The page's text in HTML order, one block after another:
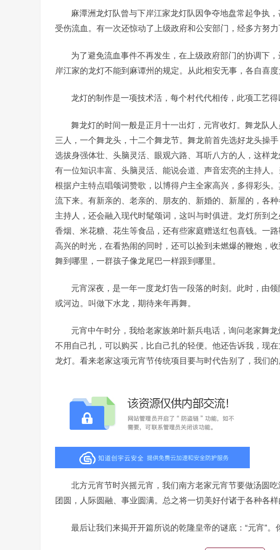
麻潭洲龙灯队曾与下岸江家龙灯队因争夺地盘常起争执
受伤流血。有一次还惊动了上级政府和公安部门，经多方努力
为了避免流血事件不再发生，在上级政府部门的协调下
岸江家的龙灯不能到麻谭州的规定。从此相安无事，各自喜度
龙灯的制作是一项技术活，每个村代代相传，此项工艺得
舞龙灯的时间一般是正月十一出灯，元宵收灯。舞龙队
三人，一个舞龙头，十二个舞龙节。舞龙前首先选好龙头操
选拔身强体壮、头脑灵活、眼观六路、耳听八方的人，这样
有一位知识丰富、头脑灵活、能说会道、声音宏亮的主持人
根据户主特点唱颂词赞歌，以博得户主全家高兴，多得彩头
流下来。有新亲的、老亲的、朋友的、新婚的、新屋的，各
主持人，还会融入现代时髦颂词，这叫与时俱进。龙灯所到
香烟、米花糖、花生等食品，还有些家庭赠送红包喜钱。一
高兴的时光，在看热闹的同时，还可以捡到未燃爆的鞭炮，
舞到哪里，一群孩子像龙尾巴一样跟到哪里。
元宵深夜，是一年一度龙灯告一段落的时刻。此时，由
或河边。叫做下水龙，期待来年再舞。
元宵中午时分，我给老家族弟叶新兵电话，询问老家舞
不用自己扎，可以购买，比自己扎的轻便。他还告诉我，现
龙灯。看来老家这项元宵节传统项目要与时代告别了，我们
北方元宵节时兴摇元宵，我们南方老家元宵节要做汤圆
团圆，人际圆融、事业圆满。总之将一切美好付诸于各种各样
最后让我们来揭开开篇所说的乾隆皇帝的谜底：“元宵”。